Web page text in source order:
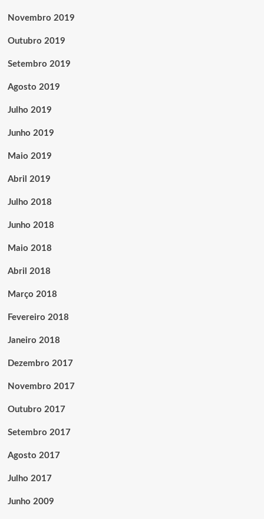
Novembro 2019
Outubro 2019
Setembro 2019
Agosto 2019
Julho 2019
Junho 2019
Maio 2019
Abril 2019
Julho 2018
Junho 2018
Maio 2018
Abril 2018
Março 2018
Fevereiro 2018
Janeiro 2018
Dezembro 2017
Novembro 2017
Outubro 2017
Setembro 2017
Agosto 2017
Julho 2017
Junho 2009